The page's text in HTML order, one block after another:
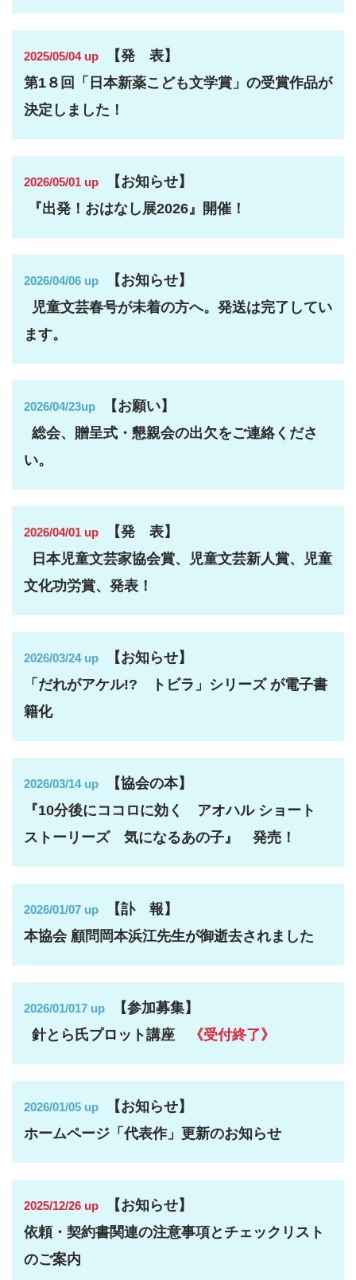
2025/05/04 up 【発 表】
第1 ８回「日本新薬こども文学賞」の受賞作品が
決定しました！
2026/05/01 up 【お知らせ】
『出発！おはなし展2026』開催！
2026/04/06 up
【お知らせ】
児童文芸春号が未着の方へ。発送は完了してい
ます。
2026/04/23up 【お願い】
総会、贈呈式・懇親会の出欠をご連絡くださ
い。
2026/04/01 up 【発 表】
日本児童文芸家協会賞、児童文芸新人賞、児童
文化功労賞、発表！
2026/03/24 up
【お知らせ】
「だれがアケル!? トビラ」シリーズ が電子書
籍化
2026/03/14 up 【協会の本】
『10分後にココロに効く アオハル ショート
ストーリーズ 気になるあの子』 発売！
2026/01/07 up 【訃 報】
本協会 顧問岡本浜江先生が御逝去されました
2026/01/017 up
【参加募集】
針とら氏プロット講座
《受付終了》
2026/01/05 up 【お知らせ】
ホームページ「代表作」更新のお知らせ
2025/12/26 up 【お知らせ】
依頼・契約書関連の注意事項とチェックリスト
のご案内